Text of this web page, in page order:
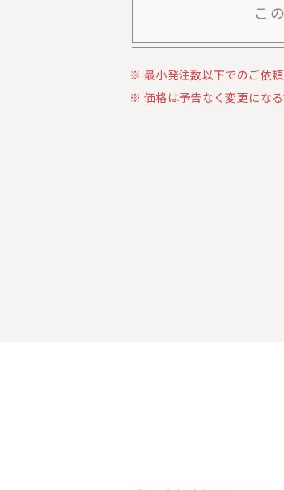
こ
最小発注数以下でのご依
価格は予告なく変更にな